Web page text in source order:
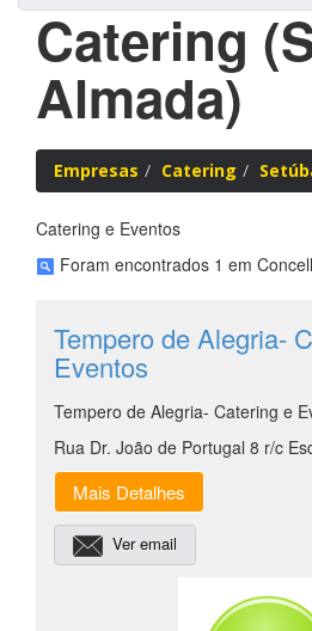
Catering
Almada)
Empresas Catering
Catering e Eventos
Foram encontrados 1 em
Tempero de Alegria-
Eventos
Tempero de Alegria- Catering e
Rua Dr. João de Portugal 8 r/c
Mais Detalhes
Ver email